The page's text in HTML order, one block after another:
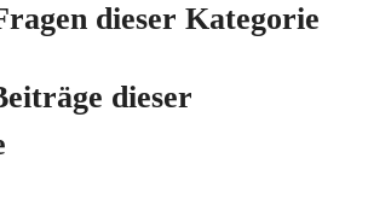
dieser Kategorie
dieser